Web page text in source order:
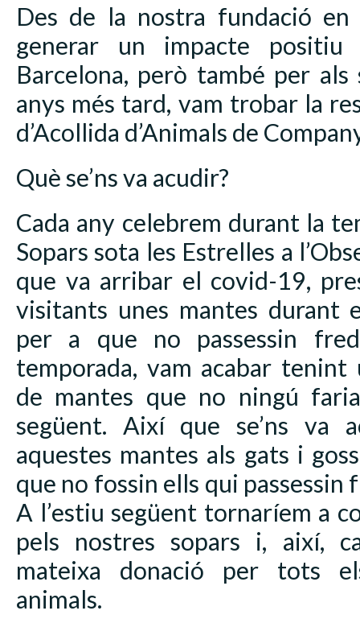
Des de la nostra fundació
generar un impacte
Barcelona, però també per als
anys més tard, vam trobar la
d’Acollida d’Animals de
Què se’ns va acudir?
Cada any celebrem durant la
Sopars sota les Estrelles a
que va arribar el covid-19,
visitants unes mantes durant
per a que no passessin
temporada, vam acabar
de mantes que no ningú
següent. Així que se’ns va
aquestes mantes als gats i
que no fossin ells qui passessin
A l’estiu següent tornaríem a
pels nostres sopars i, així,
mateixa donació per tots
animals.